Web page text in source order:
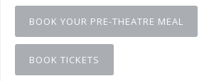
BOOK YOUR PRE-THEATRE MEAL
BOOK TICKETS